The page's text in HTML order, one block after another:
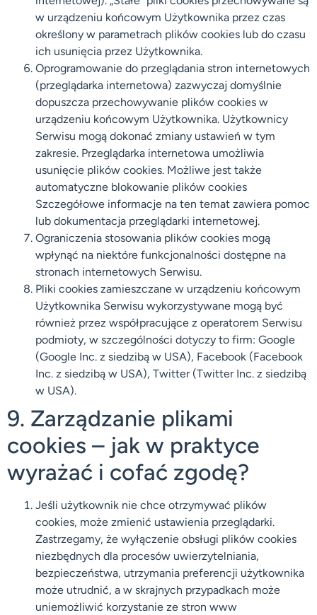
w urządzeniu końcowym Użytkownika przez czas
określony w parametrach plików cookies lub do czasu
ich usunięcia przez Użytkownika.
Oprogramowanie do przeglądania stron internetowych
(przeglądarka internetowa) zazwyczaj domyślnie
dopuszcza przechowywanie plików cookies w
urządzeniu końcowym Użytkownika. Użytkownicy
Serwisu mogą dokonać zmiany ustawień w tym
zakresie. Przeglądarka internetowa umożliwia
usunięcie plików cookies. Możliwe jest także
automatyczne blokowanie plików cookies
Szczegółowe informacje na ten temat zawiera pomoc
lub dokumentacja przeglądarki internetowej.
Ograniczenia stosowania plików cookies mogą
wpłynąć na niektóre funkcjonalności dostępne na
stronach internetowych Serwisu.
Pliki cookies zamieszczane w urządzeniu końcowym
Użytkownika Serwisu wykorzystywane mogą być
również przez współpracujące z operatorem Serwisu
podmioty, w szczególności dotyczy to firm: Google
(Google Inc. z siedzibą w USA), Facebook (Facebook
Inc. z siedzibą w USA), Twitter (Twitter Inc. z siedzibą
w USA).
9. Zarządzanie plikami
cookies – jak w praktyce
wyrażać i cofać zgodę?
Jeśli użytkownik nie chce otrzymywać plików
cookies, może zmienić ustawienia przeglądarki.
Zastrzegamy, że wyłączenie obsługi plików cookies
niezbędnych dla procesów uwierzytelniania,
bezpieczeństwa, utrzymania preferencji użytkownika
może utrudnić, a w skrajnych przypadkach może
uniemożliwić korzystanie ze stron www